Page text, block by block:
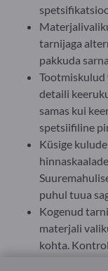
tarnijaga
pakkuda
detaili
samas kui
spetsiifiline
Küsige
puhul tuua
Kogenud
materjali
kohta.